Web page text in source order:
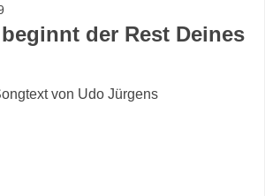
der Rest Deines
von Udo Jürgens